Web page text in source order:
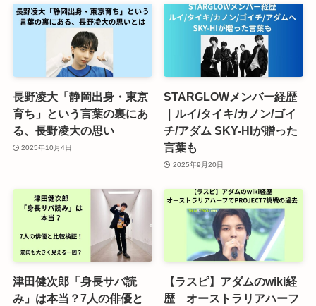
長野凌大「静岡出身・東京
育ち」という言葉の裏にあ
る、長野凌大の思い
2025年10月4日
STARGLOWメンバー経歴
｜ルイ/タイキ/カノン/ゴイ
チ/アダム SKY-HIが贈った
言葉も
2025年9月20日
津田健次郎「身長サバ読
み」は本当？7人の俳優と
【ラスピ】アダムのwiki経
歴 オーストラリアハーフ